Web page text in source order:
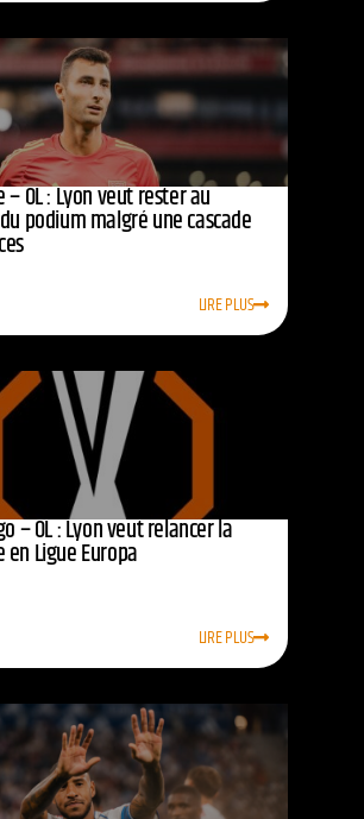
– OL : Lyon veut rester au
podium malgré une cascade
LIRE PLUS
– OL : Lyon veut relancer la
en Ligue Europa
LIRE PLUS